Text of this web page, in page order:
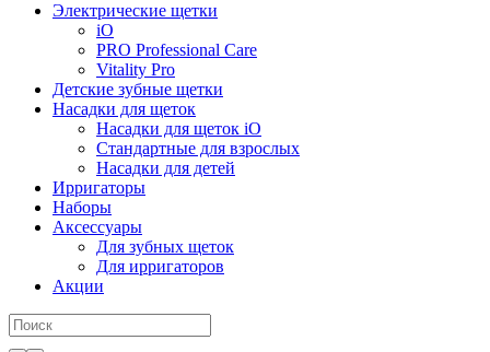
Электрические щетки
iO
PRO Professional Care
Vitality Pro
Детские зубные щетки
Насадки для щеток
Насадки для щеток iO
Стандартные для взрослых
Насадки для детей
Ирригаторы
Наборы
Аксессуары
Для зубных щеток
Для ирригаторов
Акции